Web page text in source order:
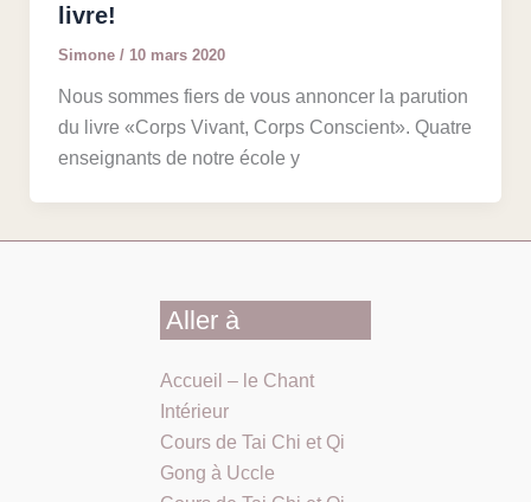
livre!
Simone / 10 mars 2020
Nous sommes fiers de vous annoncer la parution
du livre «Corps Vivant, Corps Conscient». Quatre
enseignants de notre école y
Aller à
Accueil – le Chant
Intérieur
Cours de Tai Chi et Qi
Gong à Uccle